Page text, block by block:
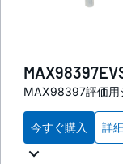
MAX98397評価用
今すぐ購入 詳